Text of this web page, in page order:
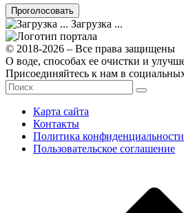
Загрузка ...
© 2018-2026 – Все права защищены
О воде, способах ее очистки и
Присоединяйтесь к нам в
Карта сайта
Контакты
Политика конфиденциальности
Пользовательское соглашение